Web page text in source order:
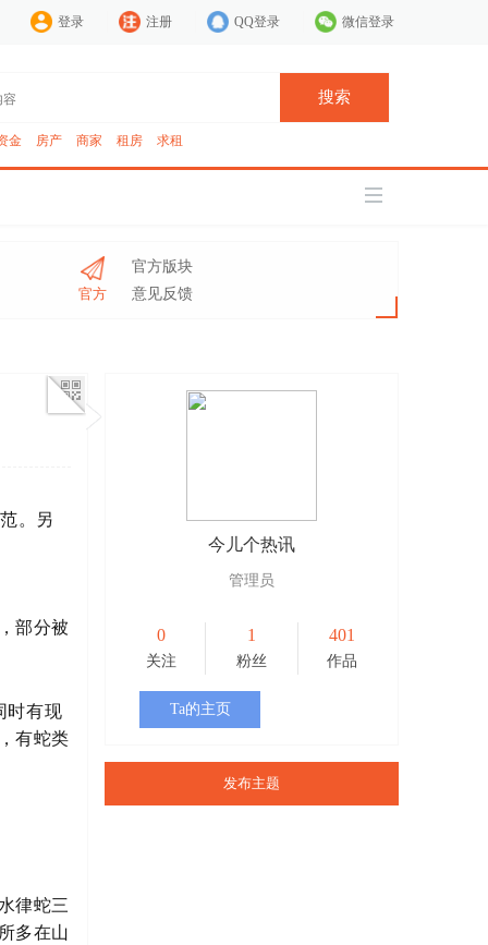
登录 注册 QQ登录 微信登录
搜索
金 房产 商家 租房 求租
官方
官方版块
意见反馈
。另
部分被
时有现
有蛇类
律蛇三
多在山
今儿个热讯
管理员
0
关注
1
粉丝
401
作品
Ta的主页
发布主题